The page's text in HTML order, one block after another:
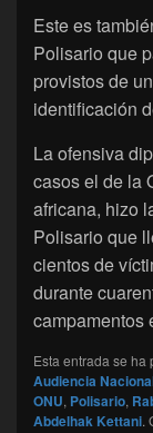
Este es
Polisario que
provistos de
identificación
La ofensiva
casos el de la
africana, hizo
Polisario que
cientos de
durante
campamentos
Esta entrada se ha
Audiencia
ONU, Polisario,
Abdelhak Kettani.